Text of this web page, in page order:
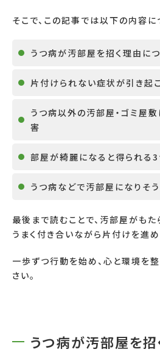
そこで、この記事では以下の内容に
うつ病が汚部屋を招く理由に
片付けられない症状が引き起
うつ病以外の汚部屋・ゴミ屋
害
部屋が綺麗になると得られる
うつ病などで汚部屋になりそ
最後まで読むことで、汚部屋がもた
うまく付き合いながら片付けを進め
一歩ずつ行動を始め、心と環境を
さい。
うつ病が汚部屋を招